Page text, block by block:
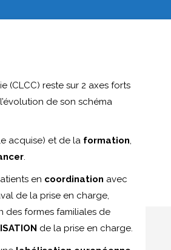
(CLCC) reste sur 2 axes forts
de son schéma
acquise) et de la formation,
.
en coordination avec
de la prise en charge,
des formes familiales de
de la prise en charge.